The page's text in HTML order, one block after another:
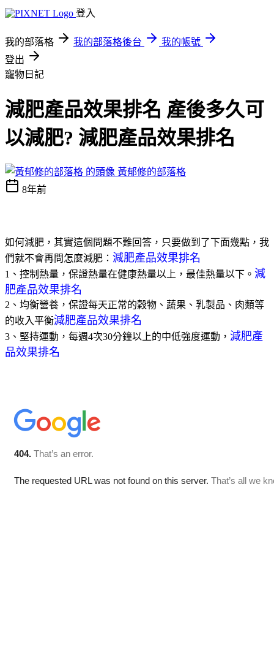
登入
我的部落格 我的部落格後台
我的帳號
登出
寵物日記
減肥產品效果排名 產後多久可
以減肥? 減肥產品效果排名
黃郁修的部落格
8年前
如何減肥，其實這個問題不難回答，只要做到了下面幾點，我
們就不會再問怎麼減肥： 減肥產品效果排名
1、控制熱量，保證熱量在健康熱量以上，最佳熱量以下。 減
肥產品效果排名
2、均衡營養，保證每天正常的穀物、蔬果、乳製品、肉類等
的收入平衡減肥產品效果排名
3、堅持運動，每週4次30分鐘以上的中低強度運動， 減肥產
品效果排名